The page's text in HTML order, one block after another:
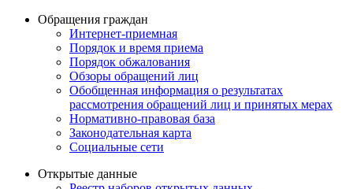
Обращения граждан
Интернет-приемная
Порядок и время приема
Порядок обжалования
Обзоры обращений лиц
Обобщенная информация о результатах
рассмотрения обращений лиц и принятых мерах
Нормативно-правовая база
Законодательная карта
Социальные сети
Открытые данные